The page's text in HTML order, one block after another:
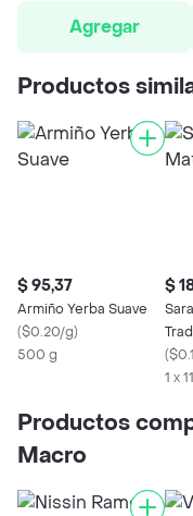
Agregar
Productos
$ 95,37
Armiño Yerba Suave
($0.20/g)
500 g
$
(
1 x
Productos
Macro